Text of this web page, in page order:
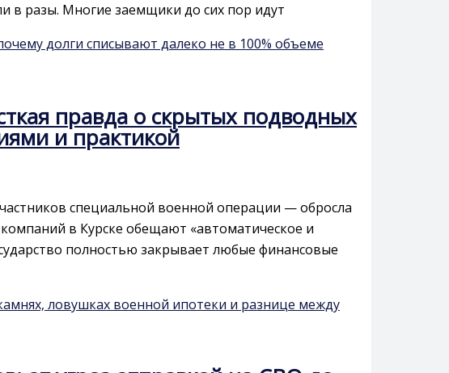
в разы. Многие заемщики до сих пор идут
долги списывают далеко не в 100% объеме
правда о скрытых подводных
и практикой
специальной военной операции — обросла
в Курске обещают «автоматическое и
полностью закрывает любые финансовые
ловушках военной ипотеки и разнице между